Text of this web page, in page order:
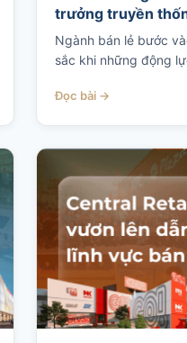
trưởng truyền
Ngành bán lẻ bước
sắc khi những động
Đọc bài →